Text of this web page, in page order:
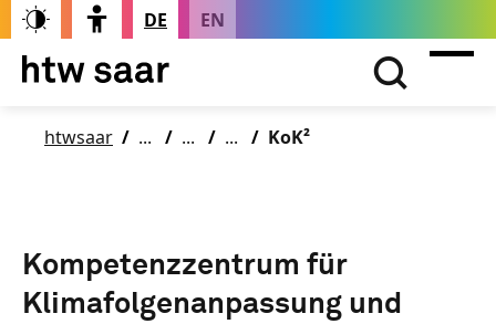
DE EN
htwsaar KoK²
Kompetenzzentrum für
Klimafolgenanpassung und